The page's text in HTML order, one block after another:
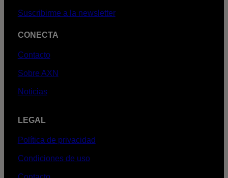
Suscribirme a la newsletter
CONECTA
Contacto
Sobre AXN
Noticias
LEGAL
Política de privacidad
Condiciones de uso